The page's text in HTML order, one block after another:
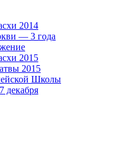
2014
— 3 года
2015
2015
Школы
декабря